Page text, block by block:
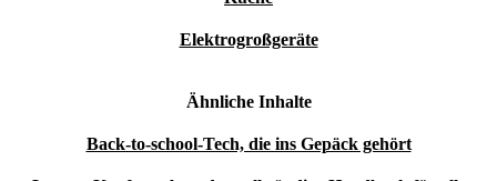
Elektrogroßgeräte
Ähnliche Inhalte
Back-to-school-Tech, die ins Gepäck gehört